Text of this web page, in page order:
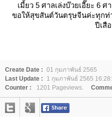
เมี้ยว 5 ศาลเล่งบ๊วยเอี๊ยะ 6
ขอให้สุขสันต์วันตรุษจีนค่ะทุกท่
ปีเสื
Create Date : 01 กุมภาพันธ์ 2565
Last Update :
1 กุมภาพันธ์ 2565
Counter :
1201 Pageviews.